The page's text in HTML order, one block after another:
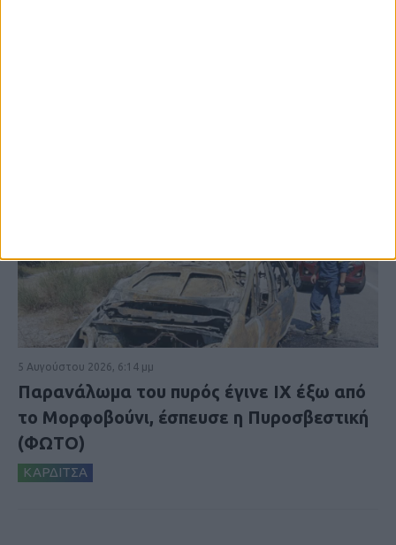
5 Αυγούστου 2026, 6:14 μμ
Παρανάλωμα του πυρός έγινε ΙΧ έξω από
το Μορφοβούνι, έσπευσε η Πυροσβεστική
(ΦΩΤΟ)
ΚΑΡΔΙΤΣΑ